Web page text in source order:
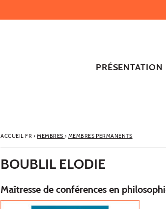
PRÉSENTATION
ACCUEIL FR› MEMBRES › MEMBRES PERMANENTS
BOUBLIL ELODIE
Maîtresse de conférences en